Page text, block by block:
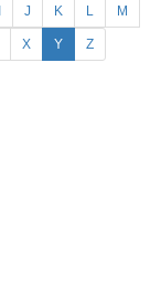
J K L M
X Y Z